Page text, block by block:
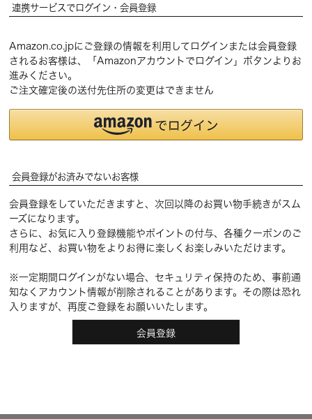
連携サービスでログイン・会員登録
Amazon.co.jpにご登録の情報を利用してログインまたは会員登録
されるお客様は、「Amazonアカウントでログイン」ボタンよりお
進みください。
ご注文確定後の送付先住所の変更はできません
会員登録がお済みでないお客様
会員登録をしていただきますと、次回以降のお買い物手続きがスム
ーズになります。
さらに、お気に入り登録機能やポイントの付与、各種クーポンのご
利用など、お買い物をよりお得に楽しくお楽しみいただけます。
※一定期間ログインがない場合、セキュリティ保持のため、事前通
知なくアカウント情報が削除されることがあります。その際は恐れ
入りますが、再度ご登録をお願いいたします。
会員登録